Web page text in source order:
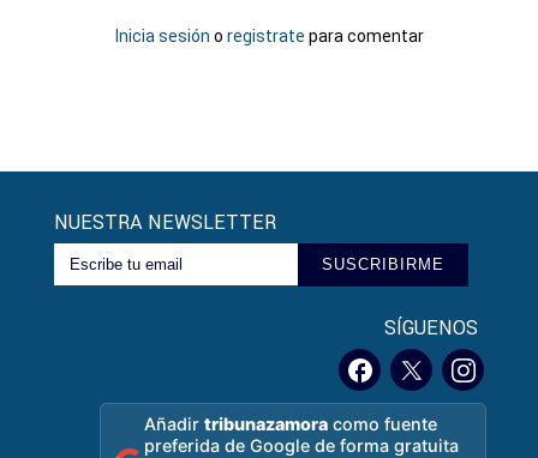
Inicia sesión o registrate para comentar
NUESTRA NEWSLETTER
SUSCRIBIRME
SÍGUENOS
Añadirtribunazamora como fuente
preferida de Google de forma gratuita